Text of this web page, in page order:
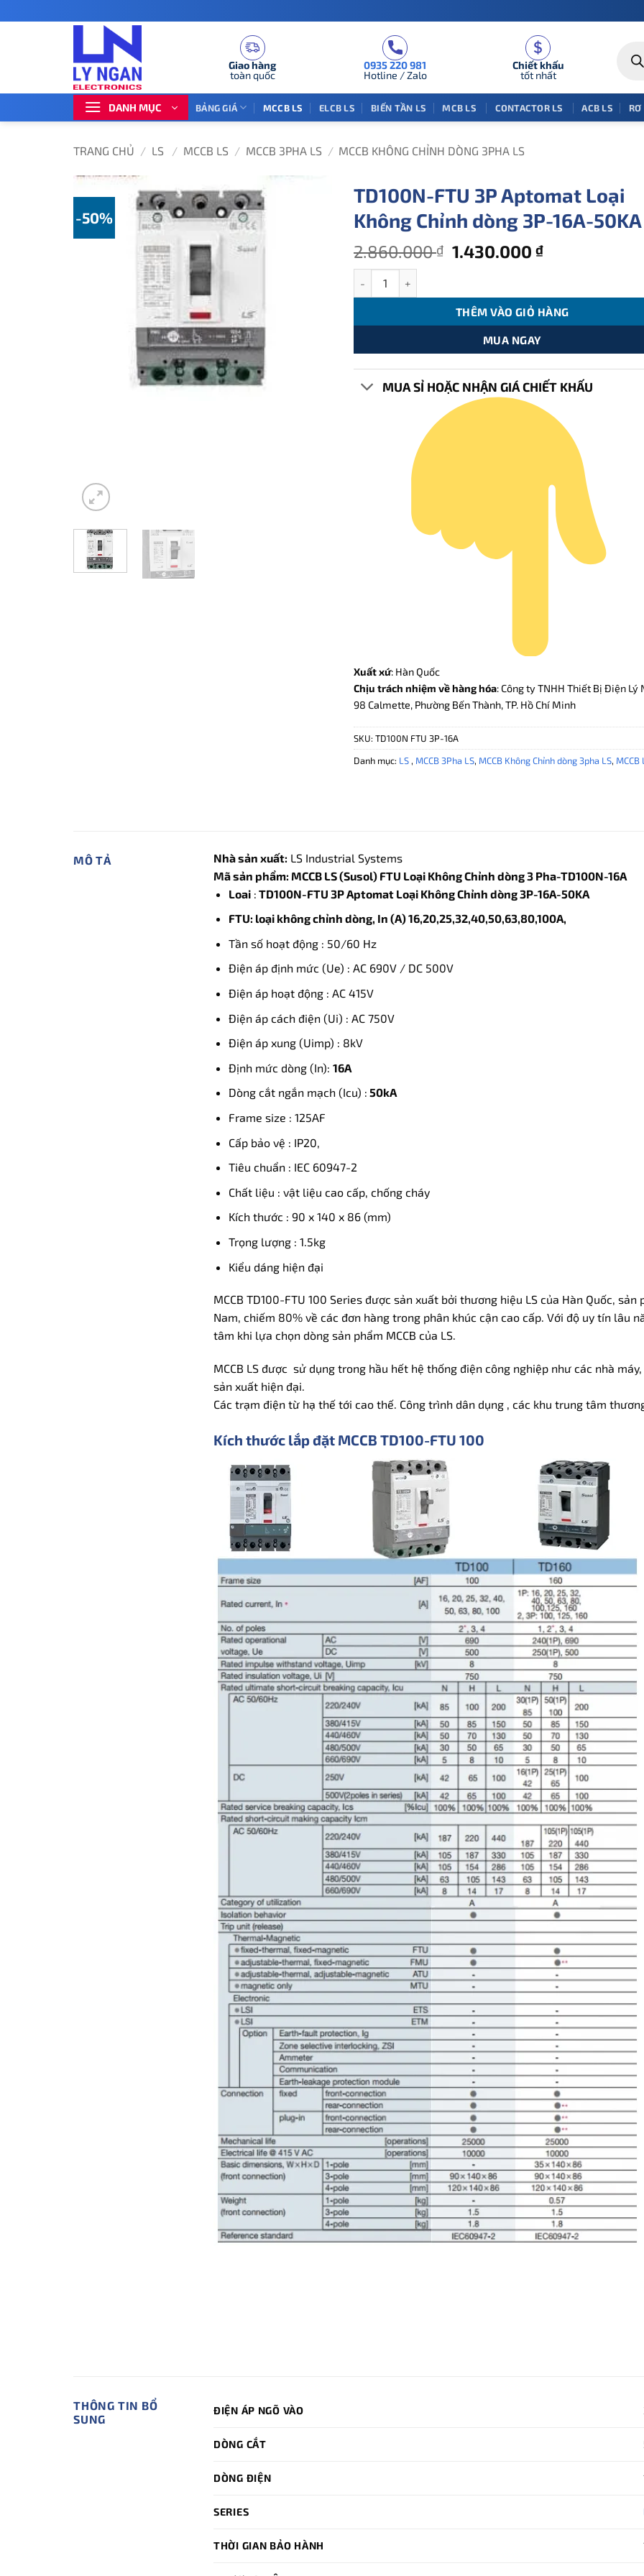
qua
Giao hàng
toàn quốc
0935 220 981
Hotline / Zalo
Chiết khấu
tốt nhất
kiếm
DANH MỤC BẢNG GIÁ MCCB LS ELCB LS BIẾN TẦN LS MCB LS CONTACTOR LS ACB LS
TRANG CHỦ / LS / MCCB LS / MCCB 3PHA LS / MCCB KHÔNG CHỈNH DÒNG 3PHA LS
-50%
TD100N-FTU 3P Aptomat Loại
Không Chỉnh dòng 3P-16A-50KA
2.860.000₫ Giá
2.860.000 ₫.
1.430.000₫Giá
là:
1.430.000 ₫.
THÊM VÀO GIỎ HÀNG
MUA NGAY
MUA SỈ HOẶC NHẬN GIÁ CHIẾT KHẤU
Xuất xứ: Hàn Quốc
Chịu trách nhiệm về hàng hóa: Công ty TNHH Thiết Bị Điện Lý
98 Calmette, Phường Bến Thành, TP. Hồ Chí Minh
SKU: TD100N FTU 3P-16A
Danh mục: LS , MCCB 3Pha LS, MCCB Không Chỉnh dòng 3pha LS, MCCB
MÔ TẢ Nhà sản xuất: LS Industrial Systems
Mã sản phẩm: MCCB LS (Susol) FTU Loại Không Chỉnh dòng 3 Pha-TD100N-16A
Loai: TD100N-FTU 3P Aptomat Loại Không Chỉnh dòng 3P-16A-50KA
FTU: loại không chỉnh dòng, In (A) 16,20,25,32,40,50,63,80,100A,
Tần số hoạt động : 50/60 Hz
Điện áp định mức (Ue) : AC 690V / DC 500V
Điện áp hoạt động : AC 415V
Điện áp cách điện (Ui) : AC 750V
Điện áp xung (Uimp) : 8kV
Định mức dòng (In): 16A
Dòng cắt ngắn mạch (Icu) : 50kA
Frame size : 125AF
Cấp bảo vệ : IP20,
Tiêu chuẩn : IEC 60947-2
Chất liệu : vật liệu cao cấp, chống cháy
Kích thước : 90 x 140 x 86 (mm)
Trọng lượng : 1.5kg
Kiểu dáng hiện đại
MCCB TD100-FTU 100 Series được sản xuất bởi thương hiệu LS của Hàn Quốc,
Nam, chiếm 80% về các đơn hàng trong phân khúc cận cao cấp. Với độ uy tín lâu
tâm khi lựa chọn dòng sản phẩm MCCB của LS.
MCCB LS được sử dụng trong hầu hết hệ thống điện công nghiệp như các nhà
sản xuất hiện đại.
Các trạm điện từ hạ thế tới cao thế. Công trình dân dụng , các khu trung tâm
Kích thước lắp đặt MCCB TD100-FTU 100
THÔNG TIN BỔ
SUNG
ĐIỆN ÁP NGÕ VÀO
DÒNG CẮT
DÒNG ĐIỆN
SERIES
THỜI GIAN BẢO HÀNH